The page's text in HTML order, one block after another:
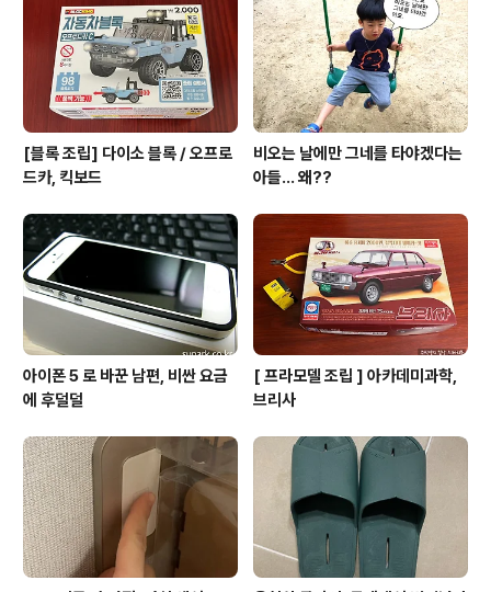
[블록 조립] 다이소 블록 / 오프로
드카, 킥보드
비오는 날에만 그네를 타야겠다는
아들... 왜??
아이폰 5 로 바꾼 남편, 비싼 요금
에 후덜덜
[ 프라모델 조립 ] 아카데미과학,
브리사